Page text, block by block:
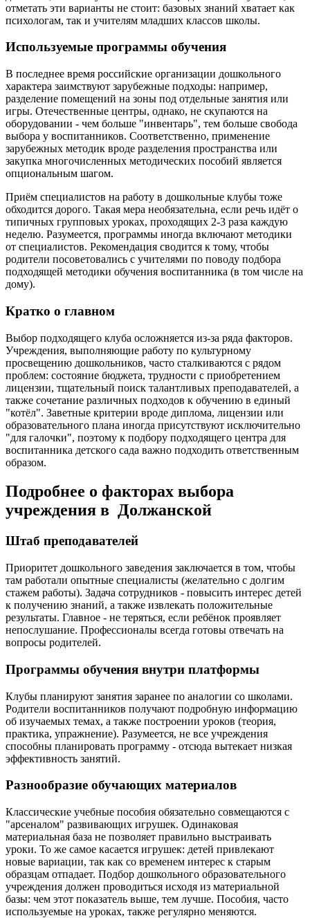
отметать эти варианты не стоит: базовых знаний хватает как
психологам, так и учителям младших классов школы.
Используемые программы обучения
В последнее время российские организации дошкольного
характера заимствуют зарубежные подходы: например,
разделение помещений на зоны под отдельные занятия или
игры. Отечественные центры, однако, не скупаются на
оборудовании - чем больше "инвентарь", тем больше свобода
выбора у воспитанников. Соответственно, применение
зарубежных методик вроде разделения пространства или
закупка многочисленных методических пособий является
опциональным шагом.
Приём специалистов на работу в дошкольные клубы тоже
обходится дорого. Такая мера необязательна, если речь идёт о
типичных групповых уроках, проходящих 2-3 раза каждую
неделю. Разумеется, программы иногда включают методики
от специалистов. Рекомендация сводится к тому, чтобы
родители посоветовались с учителями по поводу подбора
подходящей методики обучения воспитанника (в том числе на
дому).
Кратко о главном
Выбор подходящего клуба осложняется из-за ряда факторов.
Учреждения, выполняющие работу по культурному
просвещению дошкольников, часто сталкиваются с рядом
проблем: состояние бюджета, трудности с приобретением
лицензии, тщательный поиск талантливых преподавателей, а
также сочетание различных подходов к обучению в единый
"котёл". Заветные критерии вроде диплома, лицензии или
образовательного плана иногда присутствуют исключительно
"для галочки", поэтому к подбору подходящего центра для
воспитанника детского сада важно подходить ответственным
образом.
Подробнее о факторах выбора
учреждения в Должанской
Штаб преподавателей
Приоритет дошкольного заведения заключается в том, чтобы
там работали опытные специалисты (желательно с долгим
стажем работы). Задача сотрудников - повысить интерес детей
к получению знаний, а также извлекать положительные
результаты. Главное - не теряться, если ребёнок проявляет
непослушание. Профессионалы всегда готовы отвечать на
вопросы родителей.
Программы обучения внутри платформы
Клубы планируют занятия заранее по аналогии со школами.
Родители воспитанников получают подробную информацию
об изучаемых темах, а также построении уроков (теория,
практика, упражнение). Разумеется, не все учреждения
способны планировать программу - отсюда вытекает низкая
эффективность занятий.
Разнообразие обучающих материалов
Классические учебные пособия обязательно совмещаются с
"арсеналом" развивающих игрушек. Одинаковая
материальная база не позволяет правильно выстраивать
уроки. То же самое касается игрушек: детей привлекают
новые вариации, так как со временем интерес к старым
образцам отпадает. Подбор дошкольного образовательного
учреждения должен проводиться исходя из материальной
базы: чем этот показатель выше, тем лучше. Пособия, часто
используемые на уроках, также регулярно меняются.